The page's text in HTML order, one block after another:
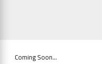
Coming Soon…